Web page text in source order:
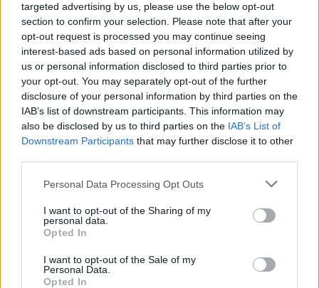
targeted advertising by us, please use the below opt-out
section to confirm your selection. Please note that after your
opt-out request is processed you may continue seeing
interest-based ads based on personal information utilized by
us or personal information disclosed to third parties prior to
your opt-out. You may separately opt-out of the further
disclosure of your personal information by third parties on the
IAB’s list of downstream participants. This information may
also be disclosed by us to third parties on the IAB’s List of
Downstream Participants that may further disclose it to other
Please note that this website/app uses one or more Google
not limited to your visit or usage behaviour. You may click to
grant or deny consent to Google and its third-party tags to
use your data for below specified purposes in below Google
consent section.
Personal Data Processing Opt Outs
I want to opt-out of the Sharing of my
personal data.
Opted In
I want to opt-out of the Sale of my
Personal Data.
Opted In
Scopri Calcio: il borgo lombardo ricco di storia e cultura
Francesca Lombardi · 6 Ago 2026
STORIA DEL CALCIO
La visione di Vito Tisci per il futuro del calcio giovanile
Ilaria Mauri · 4 Ago 2026